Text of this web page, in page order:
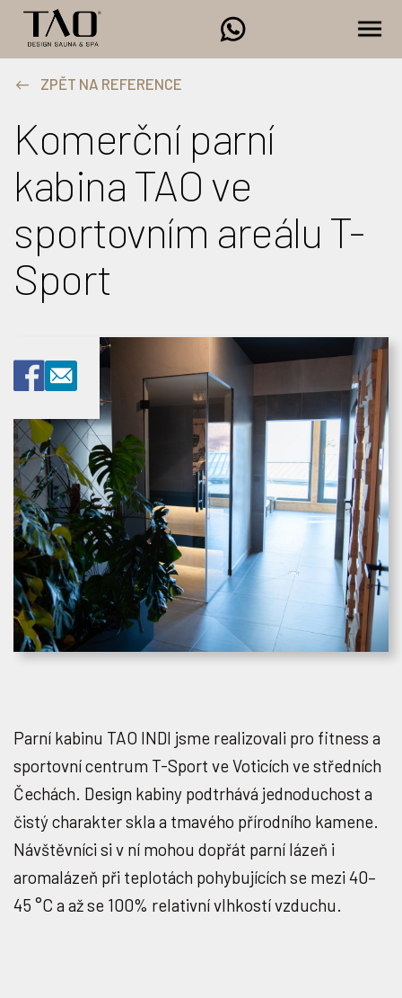
ZPĚT NA REFERENCE
Komerční parní
kabina TAO ve
sportovním areálu T-
Sport
Parní kabinu TAO INDI jsme realizovali pro fitness a
sportovní centrum T-Sport ve Voticích ve středních
Čechách. Design kabiny podtrhává jednoduchost a
čistý charakter skla a tmavého přírodního kamene.
Návštěvníci si v ní mohou dopřát parní lázeň i
aromalázeň při teplotách pohybujících se mezi 40–
45 °C a až se 100% relativní vlhkostí vzduchu.